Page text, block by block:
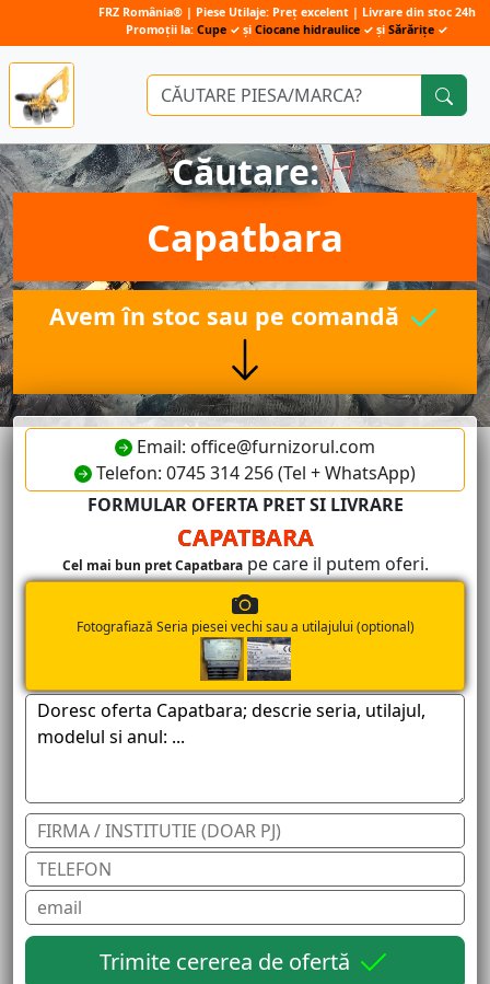
Căutare:
Capatbara
Avem în stoc sau pe comandă
Email: office@furnizorul.com
Telefon: 0745 314 256 (Tel + WhatsApp)
FORMULAR OFERTA PRET SI LIVRARE
CAPATBARA
Cel mai bun pret Capatbarape care il putem oferi.
Fotografiază Seria piesei vechi sau a utilajului (optional)
Trimite cererea de ofertă
FRZ România® | Piese Utilaje: Preț excelent | Livrare din stoc 24h
Promoții la: Cupe ✓ și Ciocane hidraulice ✓ și Sărărițe ✓